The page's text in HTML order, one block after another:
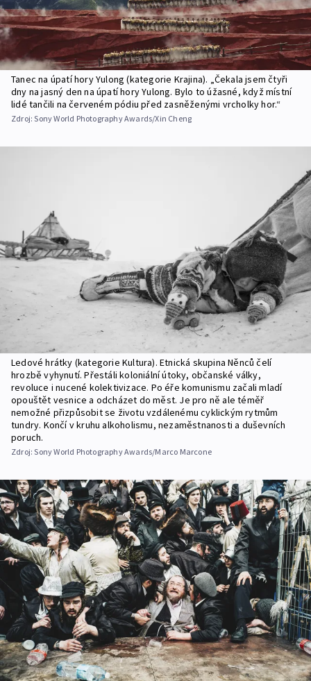
Tanec na úpatí hory Yulong (kategorie Krajina). „Čekala jsem čtyři
dny na jasný den na úpatí hory Yulong. Bylo to úžasné, když místní
lidé tančili na červeném pódiu před zasněženými vrcholky hor.“
Zdroj:Sony World Photography Awards/Xin Cheng
Ledové hrátky (kategorie Kultura). Etnická skupina Něnců čelí
hrozbě vyhynutí. Přestáli koloniální útoky, občanské války,
revoluce i nucené kolektivizace. Po éře komunismu začali mladí
opouštět vesnice a odcházet do měst. Je pro ně ale téměř
nemožné přizpůsobit se životu vzdálenému cyklickým rytmům
tundry. Končí v kruhu alkoholismu, nezaměstnanosti a duševních
poruch.
Zdroj:Sony World Photography Awards/Marco Marcone